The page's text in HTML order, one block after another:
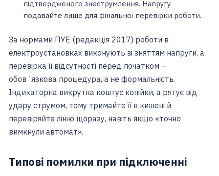
підтвердженого знеструмлення. Напругу
подавайте лише для фінальної перевірки роботи.
За нормами ПУЕ (редакція 2017) роботи в
електроустановках виконують зі зняттям напруги, а
перевірка її відсутності перед початком –
обовʼязкова процедура, а не формальність.
Індикаторна викрутка коштує копійки, а рятує від
удару струмом, тому тримайте її в кишені й
перевіряйте лінію щоразу, навіть якщо «точно
вимкнули автомат».
Типові помилки при підключенні